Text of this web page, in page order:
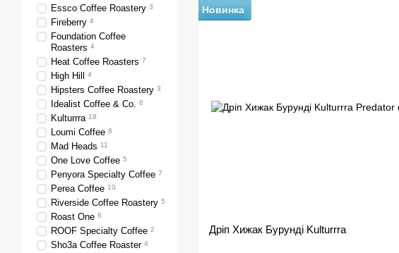
Новинка
Дріп Хижак Бурунді Kulturrra
Essco Coffee Roastery 3
Fireberry 4
Foundation Coffee
Roasters 4
Heat Coffee Roasters 7
High Hill 4
Hipsters Coffee Roastery 3
Idealist Coffee & Co. 6
Kulturrra 18
Loumi Coffee 8
Mad Heads 11
One Love Coffee 5
Penyora Specialty Coffee 7
Perea Coffee 10
Riverside Coffee Roastery 5
Roast One 8
ROOF Specialty Coffee 2
Sho3a Coffee Roaster 4